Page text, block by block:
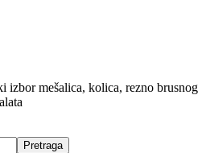
izbor mešalica, kolica, rezno brusnog